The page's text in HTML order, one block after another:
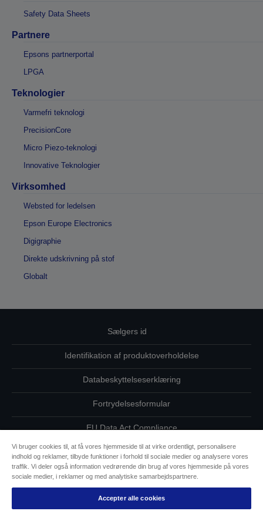
Safety Data Sheets
Partnere
Epsons partnerportal
LPGA
Teknologier
Varmefri teknologi
PrecisionCore
Micro Piezo-teknologi
Innovative Teknologier
Virksomhed
Websted for ledelsen
Epson Europe Electronics
Digigraphie
Direkte udskrivning på stof
Globalt
Sælgers id
Identifikation af produktoverholdelse
Databeskyttelseserklæring
Fortrydelsesformular
EU Data Act Compliance
Kontakt os vedrørende dine data
Oplysninger om cookies
Epsons forpligtelse til tilgængelighed
Vi bruger cookies til, at få vores hjemmeside til at virke ordentligt, personalisere
indhold og reklamer, tilbyde funktioner i forhold til sociale medier og analysere vores
traffik. Vi deler også information vedrørende din brug af vores hjemmeside på vores
sociale medier, i reklamer og med analytiske samarbejdspartnere.
Accepter alle cookies